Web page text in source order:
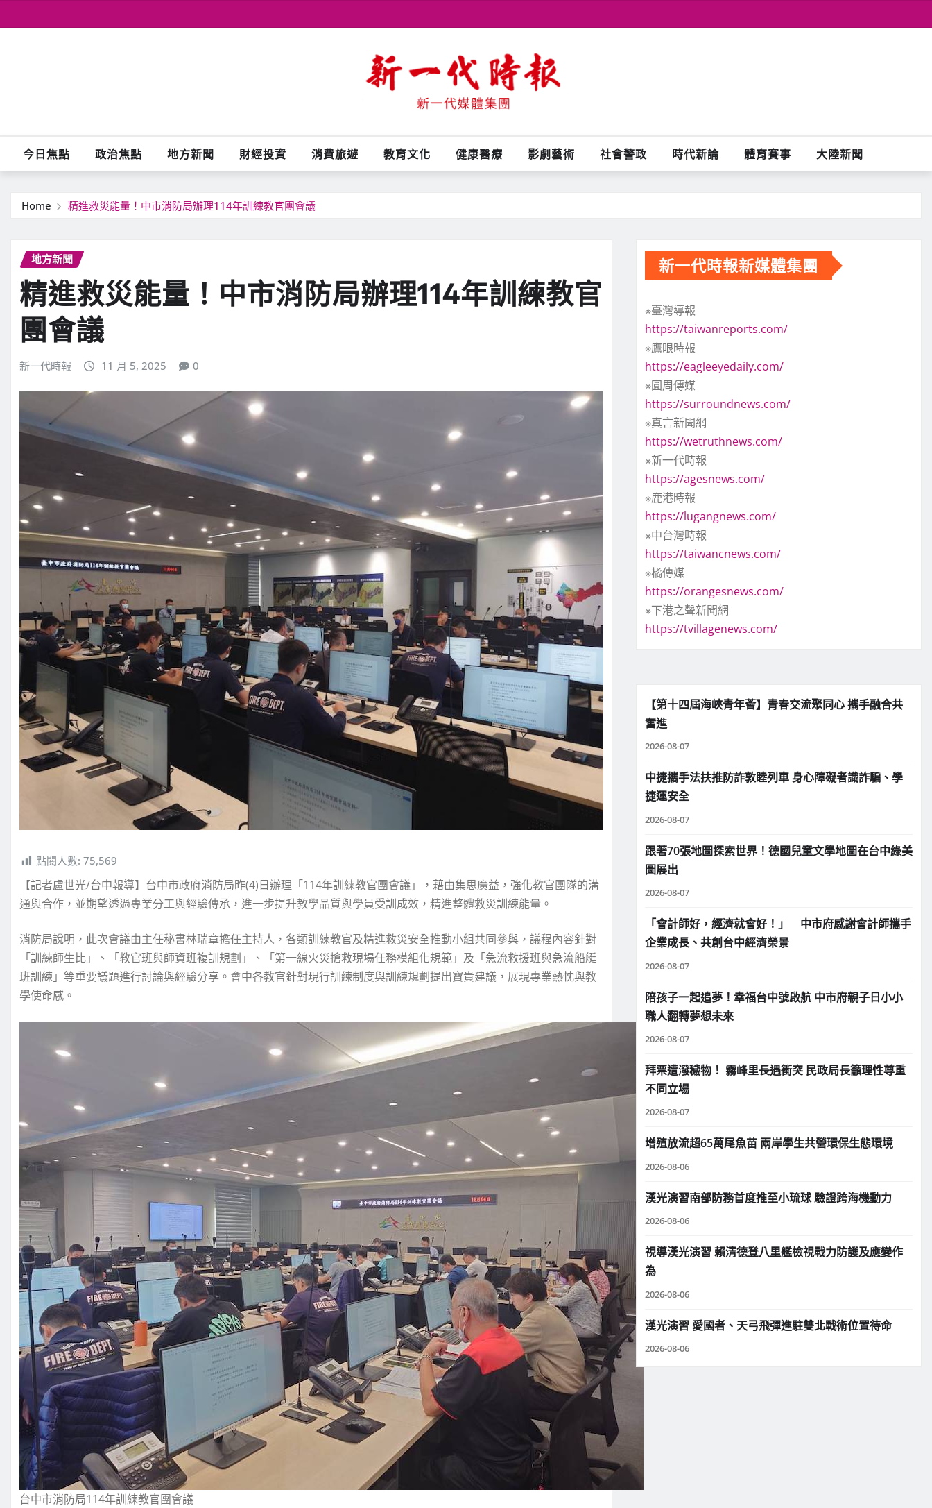
to
今日焦點 政治焦點 地方新聞 財經投資 消費旅遊 教育文化 健康醫療 影劇藝術 社會警政 時代新論 體育賽事 大陸新聞
Home 精進救災能量！中市消防局辦理114年訓練教官團會議
地方新聞
精進救災能量！中市消防局辦理114年訓練教官
團會議
新一代時報 11 月 5, 2025 0
點閱人數: 75,569
【記者盧世光/台中報導】台中市政府消防局昨(4)日辦理「114年訓練教官團會議」，藉由集思廣益，強化教官團隊的溝
通與合作，並期望透過專業分工與經驗傳承，進一步提升教學品質與學員受訓成效，精進整體救災訓練能量。
消防局說明，此次會議由主任秘書林瑞章擔任主持人，各類訓練教官及精進救災安全推動小組共同參與，議程內容針對
「訓練師生比」、「教官班與師資班複訓規劃」、「第一線火災搶救現場任務模組化規範」及「急流救援班與急流船艇
班訓練」等重要議題進行討論與經驗分享。會中各教官針對現行訓練制度與訓練規劃提出寶貴建議，展現專業熱忱與教
學使命感。
台中市消防局114年訓練教官團會議
新一代時報新媒體集團
※臺灣導報
https://taiwanreports.com/
※鷹眼時報
https://eagleeyedaily.com/
※圓周傳媒
https://surroundnews.com/
※真言新聞網
https://wetruthnews.com/
※新一代時報
https://agesnews.com/
※鹿港時報
https://lugangnews.com/
※中台灣時報
https://taiwancnews.com/
※橘傳媒
https://orangesnews.com/
※下港之聲新聞網
https://tvillagenews.com/
【第十四屆海峽青年薈】青春交流聚同心 攜手融合共
奮進
2026-08-07
中捷攜手法扶推防詐敦睦列車 身心障礙者識詐騙、學
捷運安全
2026-08-07
跟著70張地圖探索世界！德國兒童文學地圖在台中綠美
圖展出
2026-08-07
「會計師好，經濟就會好！」 中市府感謝會計師攜手
企業成長、共創台中經濟榮景
2026-08-07
陪孩子一起追夢！幸福台中號啟航 中市府親子日小小
職人翻轉夢想未來
2026-08-07
拜票遭潑穢物！ 霧峰里長遇衝突 民政局長籲理性尊重
不同立場
2026-08-07
增殖放流超65萬尾魚苗 兩岸學生共營環保生態環境
2026-08-06
漢光演習南部防務首度推至小琉球 驗證跨海機動力
2026-08-06
視導漢光演習 賴清德登八里艦檢視戰力防護及應變作
為
2026-08-06
漢光演習 愛國者、天弓飛彈進駐雙北戰術位置待命
2026-08-06